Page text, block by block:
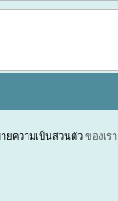
ยความเป็นส่วนตัว ของเรา